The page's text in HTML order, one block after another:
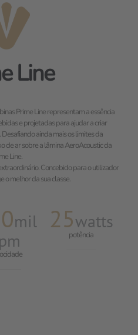
Line
Prime Line representam a essência
e projetadas para ajudar a criar
ainda mais os limites da
de ar sobre a lâmina AeroAcoustic da
Line.
Concebido para o utilizador
o melhor da sua classe.
mil
25watts
potência